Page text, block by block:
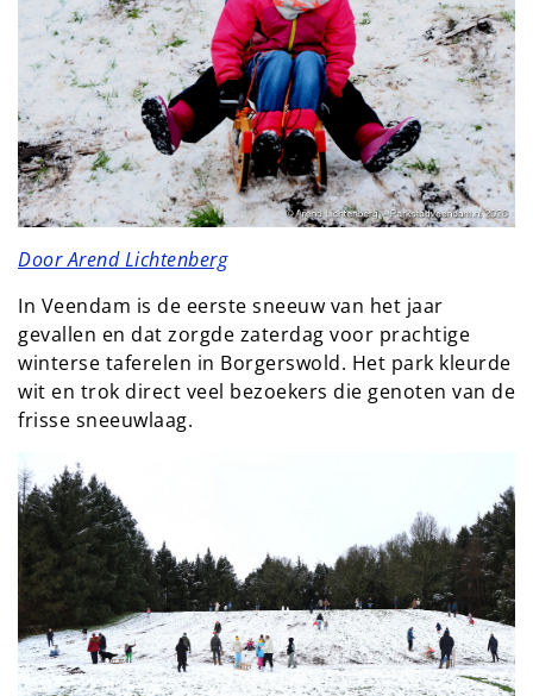
Door Arend Lichtenberg
In Veendam is de eerste sneeuw van het jaar
gevallen en dat zorgde zaterdag voor prachtige
winterse taferelen in Borgerswold. Het park kleurde
wit en trok direct veel bezoekers die genoten van de
frisse sneeuwlaag.